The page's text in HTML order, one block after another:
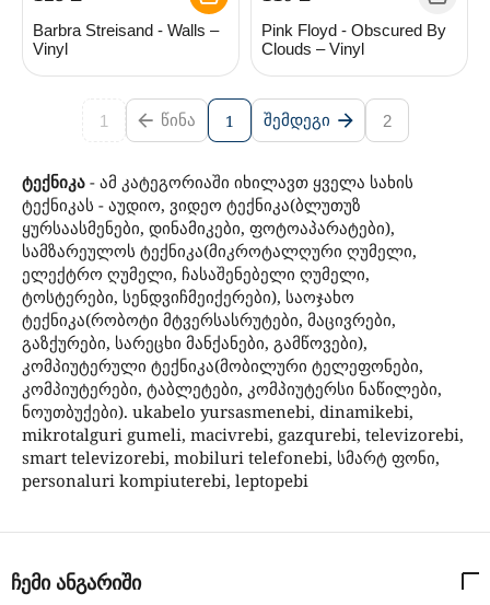
ტექნიკა - ამ კატეგორიაში იხილავთ ყველა სახის
ტექნიკას - აუდიო, ვიდეო ტექნიკა(ბლუთუზ
ყურსაასმენები, დინამიკები, ფოტოაპარატები),
სამზარეულოს ტექნიკა(მიკროტალღური ღუმელი,
ელექტრო ღუმელი, ჩასაშენებელი ღუმელი,
ტოსტერები, სენდვიჩმეიქერები), საოჯახო
ტექნიკა(რობოტი მტვერსასრუტები, მაცივრები,
გაზქურები, სარეცხი მანქანები, გამწოვები),
კომპიუტერული ტექნიკა(მობილური ტელეფონები,
კომპიუტერები, ტაბლეტები, კომპიუტერსი ნაწილები,
ნოუთბუქები). ukabelo yursasmenebi, dinamikebi,
mikrotalguri gumeli, macivrebi, gazqurebi, televizorebi,
smart televizorebi, mobiluri telefonebi, სმარტ ფონი,
personaluri kompiuterebi, leptopebi
Barbra Streisand ‎- Walls –
Vinyl
Pink Floyd - Obscured By
Clouds – Vinyl
1 ᲬᲘᲜᲐ 1 ᲨᲔᲛᲓᲔᲒᲘ 2
ჩემი ანგარიში